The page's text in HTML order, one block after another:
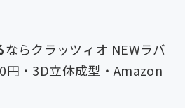
ならクラッツィオ NEWラバ
円・3D立体成型・Amazon